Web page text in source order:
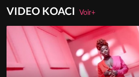
VIDEO KOACIVoir+